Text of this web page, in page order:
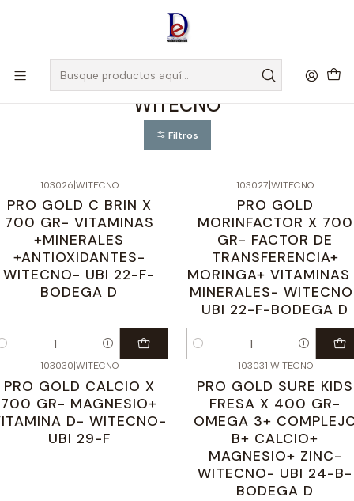
, Si eres nuevo regístrate
WITECNO
Filtros
103026|WITECNO
PRO GOLD C BRIN X
700 GR- VITAMINAS
+MINERALES
+ANTIOXIDANTES-
WITECNO- UBI 22-F-
BODEGA D
103027|WITECNO
PRO GOLD
MORINFACTOR X 700
GR- FACTOR DE
TRANSFERENCIA+
MORINGA+ VITAMINAS
MINERALES-
UBI 22-F-BODEGA D
Cantidad
103030 WITECNO
PRO GOLD CALCIO X
700 GR- MAGNESIO+
D- WITECNO-
UBI 29-F
103031 WITECNO
PRO GOLD SURE KIDS
FRESA X 400 GR-
OMEGA 3+
B+ CALCIO+
MAGNESIO+ ZINC-
WITECNO- UBI 24-B-
BODEGA D